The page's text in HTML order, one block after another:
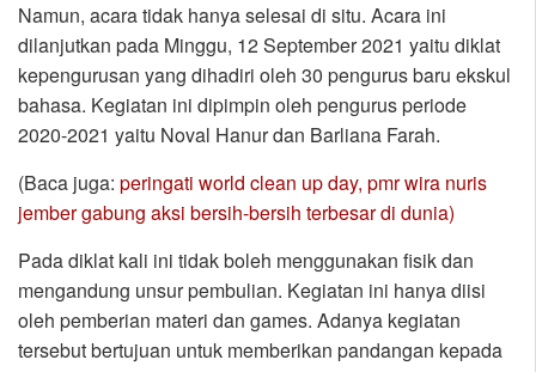
Namun, acara tidak hanya selesai di situ. Acara ini
dilanjutkan pada Minggu, 12 September 2021 yaitu diklat
kepengurusan yang dihadiri oleh 30 pengurus baru ekskul
bahasa. Kegiatan ini dipimpin oleh pengurus periode
2020-2021 yaitu Noval Hanur dan Barliana Farah.
(Baca juga: peringati world clean up day, pmr wira nuris
jember gabung aksi bersih-bersih terbesar di dunia)
Pada diklat kali ini tidak boleh menggunakan fisik dan
mengandung unsur pembulian. Kegiatan ini hanya diisi
oleh pemberian materi dan games. Adanya kegiatan
tersebut bertujuan untuk memberikan pandangan kepada